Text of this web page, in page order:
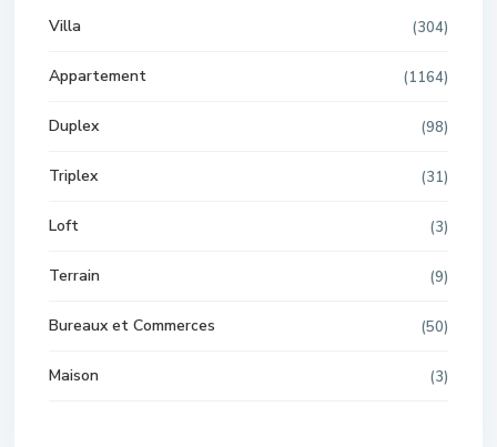
Villa (304)
Appartement (1164)
Duplex (98)
Triplex (31)
Loft (3)
Terrain (9)
Bureaux et Commerces (50)
Maison (3)